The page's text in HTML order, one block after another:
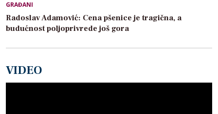
GRAĐANI
Radoslav Adamović: Cena pšenice je tragična, a
budućnost poljoprivrede još gora
VIDEO